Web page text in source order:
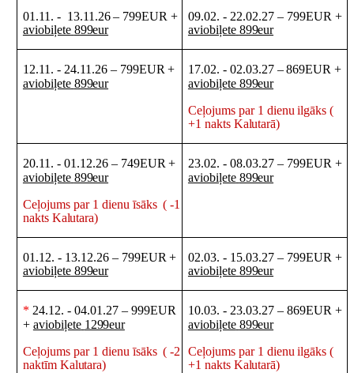
01.11. - 13.11.26 – 799EUR +
aviobiļete 899eur
09.02. - 22.02.27 – 799EUR +
aviobiļete 899eur
12.11. - 24.11.26 – 799EUR +
aviobiļete 899eur
17.02. - 02.03.27 – 869EUR +
aviobiļete 899eur
Ceļojums par 1 dienu ilgāks (
+1 nakts Kalutarā)
20.11. - 01.12.26 – 749EUR +
aviobiļete 899eur
Ceļojums par 1 dienu īsāks ( -1
nakts Kalutara)
23.02. - 08.03.27 – 799EUR +
aviobiļete 899eur
01.12. - 13.12.26 – 799EUR +
aviobiļete899eur
02.03. - 15.03.27 – 799EUR +
aviobiļete 899eur
* 24.12. - 04.01.27 – 999EUR
+ aviobiļete 1299eur
Ceļojums par 1 dienu īsāks ( -2
naktīm Kalutara)
10.03. - 23.03.27 – 869EUR +
aviobiļete 899eur
Ceļojums par 1 dienu ilgāks (
+1 nakts Kalutarā)